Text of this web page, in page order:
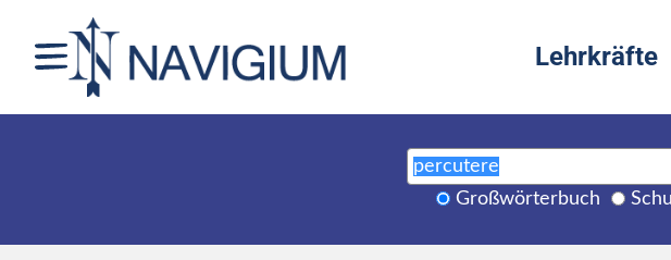
Lehrkräfte
Großwörterbuch